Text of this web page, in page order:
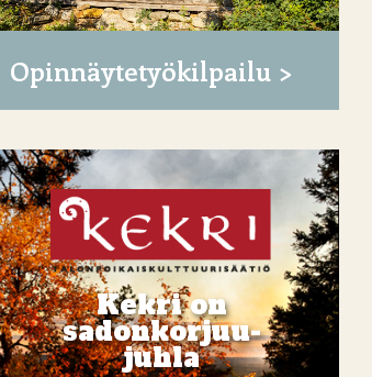
Opinnäytetyökilpailu
Kekri on
sadonkorjuu-
juhla